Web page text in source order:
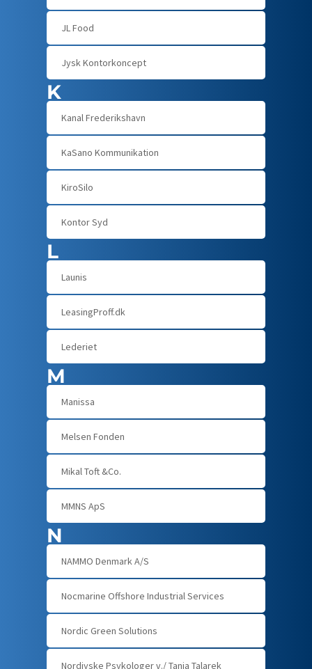
JL Food
Jysk Kontorkoncept
K
Kanal Frederikshavn
KaSano Kommunikation
KiroSilo
Kontor Syd
L
Launis
LeasingProff.dk
Lederiet
M
Manissa
Melsen Fonden
Mikal Toft &Co.
MMNS ApS
N
NAMMO Denmark A/S
Nocmarine Offshore Industrial Services
Nordic Green Solutions
Nordjyske Psykologer v./ Tanja Talarek